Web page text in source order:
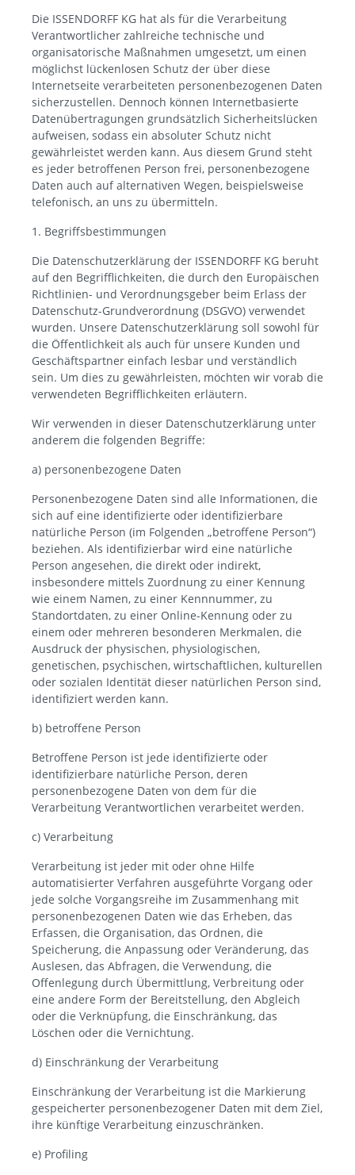
Die ISSENDORFF KG hat als für die Verarbeitung
Verantwortlicher zahlreiche technische und
organisatorische Maßnahmen umgesetzt, um einen
möglichst lückenlosen Schutz der über diese
Internetseite verarbeiteten personenbezogenen Daten
sicherzustellen. Dennoch können Internetbasierte
Datenübertragungen grundsätzlich Sicherheitslücken
aufweisen, sodass ein absoluter Schutz nicht
gewährleistet werden kann. Aus diesem Grund steht
es jeder betroffenen Person frei, personenbezogene
Daten auch auf alternativen Wegen, beispielsweise
telefonisch, an uns zu übermitteln.
1. Begriffsbestimmungen
Die Datenschutzerklärung der ISSENDORFF KG beruht
auf den Begrifflichkeiten, die durch den Europäischen
Richtlinien- und Verordnungsgeber beim Erlass der
Datenschutz-Grundverordnung (DSGVO) verwendet
wurden. Unsere Datenschutzerklärung soll sowohl für
die Öffentlichkeit als auch für unsere Kunden und
Geschäftspartner einfach lesbar und verständlich
sein. Um dies zu gewährleisten, möchten wir vorab die
verwendeten Begrifflichkeiten erläutern.
Wir verwenden in dieser Datenschutzerklärung unter
anderem die folgenden Begriffe:
a) personenbezogene Daten
Personenbezogene Daten sind alle Informationen, die
sich auf eine identifizierte oder identifizierbare
natürliche Person (im Folgenden „betroffene Person“)
beziehen. Als identifizierbar wird eine natürliche
Person angesehen, die direkt oder indirekt,
insbesondere mittels Zuordnung zu einer Kennung
wie einem Namen, zu einer Kennnummer, zu
Standortdaten, zu einer Online-Kennung oder zu
einem oder mehreren besonderen Merkmalen, die
Ausdruck der physischen, physiologischen,
genetischen, psychischen, wirtschaftlichen, kulturellen
oder sozialen Identität dieser natürlichen Person sind,
identifiziert werden kann.
b) betroffene Person
Betroffene Person ist jede identifizierte oder
identifizierbare natürliche Person, deren
personenbezogene Daten von dem für die
Verarbeitung Verantwortlichen verarbeitet werden.
c) Verarbeitung
Verarbeitung ist jeder mit oder ohne Hilfe
automatisierter Verfahren ausgeführte Vorgang oder
jede solche Vorgangsreihe im Zusammenhang mit
personenbezogenen Daten wie das Erheben, das
Erfassen, die Organisation, das Ordnen, die
Speicherung, die Anpassung oder Veränderung, das
Auslesen, das Abfragen, die Verwendung, die
Offenlegung durch Übermittlung, Verbreitung oder
eine andere Form der Bereitstellung, den Abgleich
oder die Verknüpfung, die Einschränkung, das
Löschen oder die Vernichtung.
d) Einschränkung der Verarbeitung
Einschränkung der Verarbeitung ist die Markierung
gespeicherter personenbezogener Daten mit dem Ziel,
ihre künftige Verarbeitung einzuschränken.
e) Profiling